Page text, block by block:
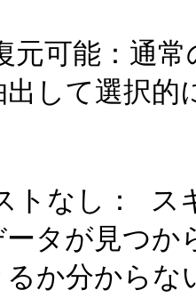
可能：通常
して選択的
なし： ス
タが見つ
るか分から